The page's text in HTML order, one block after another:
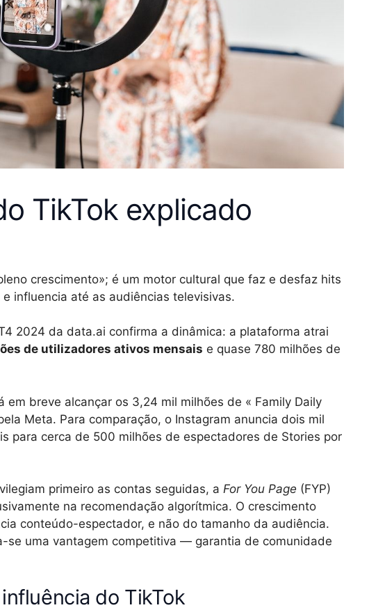
TikTok explicado
crescimento»; é um motor cultural que faz e desfaz hits
influencia até as audiências televisivas.
2024 da data.ai confirma a dinâmica: a plataforma atrai
de utilizadores ativos mensais e quase 780 milhões de
em breve alcançar os 3,24 mil milhões de « Family Daily
Meta. Para comparação, o Instagram anuncia dois mil
para cerca de 500 milhões de espectadores de Stories por
primeiro as contas seguidas, a For You Page (FYP)
na recomendação algorítmica. O crescimento
conteúdo-espectador, e não do tamanho da audiência.
se uma vantagem competitiva — garantia de comunidade
do TikTok